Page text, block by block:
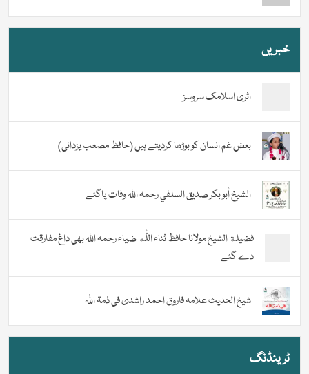
خبریں
اثری اسلامک سروسز
بعض غم انسان کو بوڑھا کردیتے ہیں (حافظ مصعب یزدانی)
الشيخ أبو بكر صديق السلفي رحمہ اللہ وفات پاگئے
فضیلة الشيخ مولانا حافظ ثناء اللّٰه ضیاء رحمہ اللہ بھی داغ مفارقت
دے گئے
شیخ الحدیث علامہ فاروق احمد راشدی فی ذمۃ اللہ
ٹرینڈنگ